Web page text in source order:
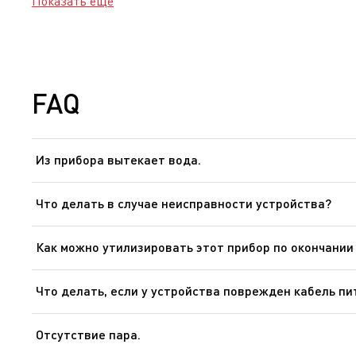
FAQ
Из прибора вытекает вода.
Вы использовали химические вещества или добавки
и минералы, которые конденсируется под
Что делать в случае неисправности устройства?
После ознакомления с инструкциями по запуску
ней другое устройство. Если прибор не заработал,
Как можно утилизировать этот прибор по
В Вашем приборе содержатся ценные материалы,
Что делать, если у устройства поврежден кабель
Не пользуйтесь устройством. Во избежание
Отсутствие пара.